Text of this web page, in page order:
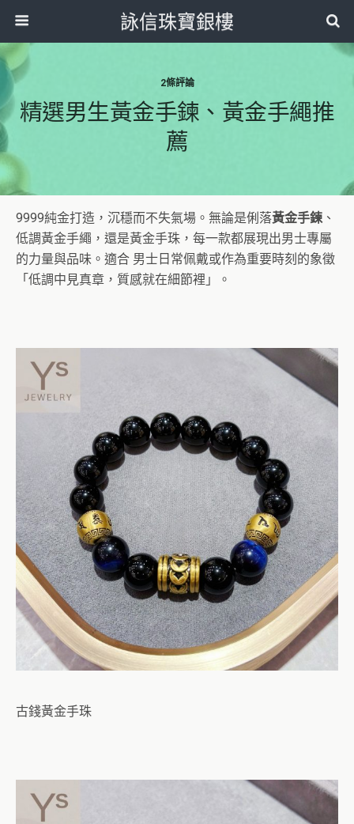
詠信珠寶銀樓
2條評論
精選男生黃金手鍊、黃金手繩推
薦
9999純金打造，沉穩而不失氣場。無論是俐落黃金手鍊、
低調黃金手繩，還是黃金手珠，每一款都展現出男士專屬
的力量與品味。適合 男士日常佩戴或作為重要時刻的象徵
「低調中見真章，質感就在細節裡」。
古錢黃金手珠